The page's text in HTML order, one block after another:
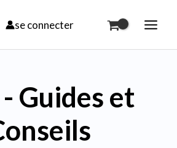
se connecter
Guides et